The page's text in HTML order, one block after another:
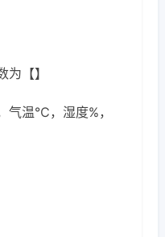
【】
气温℃，湿度%，